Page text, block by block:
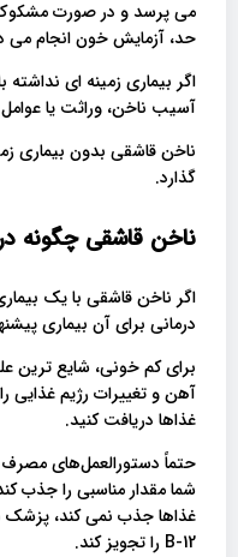
می پرسد و در صورت
حد، آزمایش خون انجام می
اگر بیماری زمینه ای
آسیب ناخن، وراثت یا
ناخن قاشقی بدون بیماری
گذارد.
ناخن قاشقی چگونه
اگر ناخن قاشقی با یک
درمانی برای آن بیماری
برای کم خونی، شایع
آهن و تغییرات رژیم غذایی
غذاها دریافت کنید.
حتماً دستورالعمل‌های مصرف
غذاها جذب نمی کند، پزشک
B-12 را تجویز کند.